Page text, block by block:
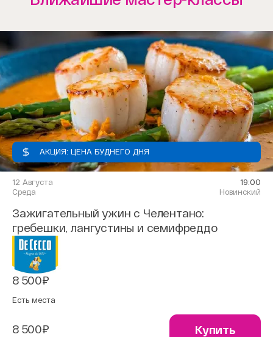
АКЦИЯ: ЦЕНА БУДНЕГО ДНЯ
12 Августа
Среда
19:00
Новинский
Зажигательный ужин с Челентано:
гребешки, лангустины и семифреддо
8 500₽
Есть места
8 500₽ Купить